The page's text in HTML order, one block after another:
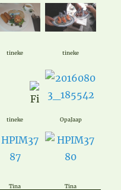
tineke tineke
tineke OpaJaap
Tina Tina